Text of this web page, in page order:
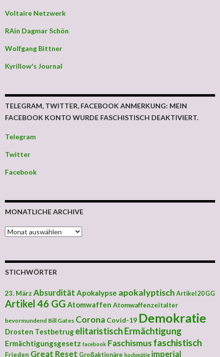
Voltaire Netzwerk
RAin Dagmar Schön
Wolfgang Bittner
Kyrillow's Journal
TELEGRAM, TWITTER, FACEBOOK ANMERKUNG: MEIN
FACEBOOK KONTO WURDE FASCHISTISCH DEAKTIVIERT.
Telegram
Twitter
Facebook
MONATLICHE ARCHIVE
MONATLICHE ARCHIVE
STICHWÖRTER
23. März Absurdität Apokalypse apokalyptisch Artikel 20 GG
Artikel 46 GG Atomwaffen Atomwaffenzeitalter
bevormundend Bill Gates Corona Covid-19 Demokratie
Drosten Testbetrug elitaristischErmächtigung
Ermächtigungsgesetz facebook Faschismusfaschistisch
Frieden Great Reset Großaktionäre hochmütig imperial